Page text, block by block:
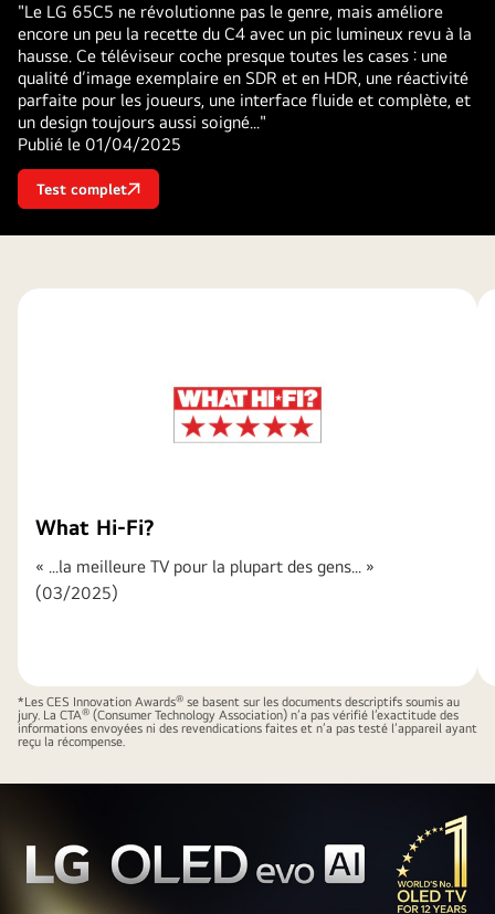
"Le LG 65C5 ne révolutionne pas le genre, mais améliore
encore un peu la recette du C4 avec un pic lumineux revu à la
hausse. Ce téléviseur coche presque toutes les cases : une
qualité d’image exemplaire en SDR et en HDR, une réactivité
parfaite pour les joueurs, une interface fluide et complète, et
un design toujours aussi soigné..."
Publié le 01/04/2025
"Le
Téléviseur
toutes
Test complet
What Hi-Fi?
« ...la meilleure TV pour la plupart des gens... »
(03/2025)
*Les CES Innovation Awards® se basent sur les documents descriptifs soumis au
jury. La CTA® (Consumer Technology Association) n’a pas vérifié l’exactitude des
informations envoyées ni des revendications faites et n’a pas testé l’appareil ayant
reçu la récompense.